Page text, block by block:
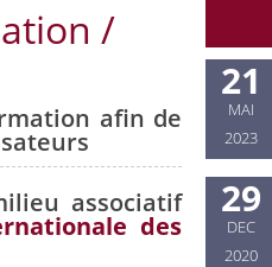
/
afin de
associatif
des
21
MAI
2023
29
DEC
2020